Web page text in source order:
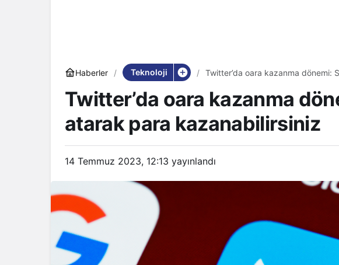
Haberler Teknoloji Twitter’da oara kazanma
Twitter’da oara kazanma
atarak para kazanabilirsiniz
14 Temmuz 2023, 12:13 yayınlandı